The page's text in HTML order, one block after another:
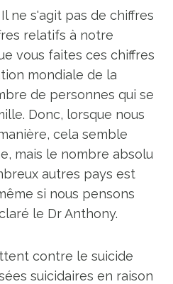
ne s'agit pas de chiffres
relatifs à notre
vous faites ces chiffres
mondiale de la
de personnes qui se
Donc, lorsque nous
cela semble
mais le nombre absolu
autres pays est
si nous pensons
le Dr Anthony.
contre le suicide
suicidaires en raison